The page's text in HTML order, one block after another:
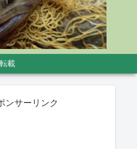
載
ンサーリンク